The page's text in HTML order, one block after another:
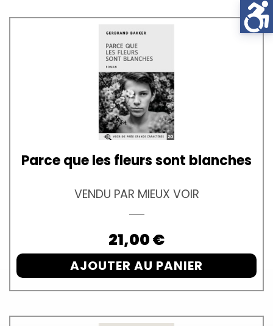
Parce que les fleurs sont blanches
VENDU PAR MIEUX VOIR
Prix
21,00 €
AJOUTER AU PANIER